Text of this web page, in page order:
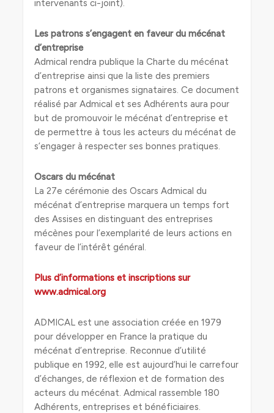
intervenants ci-joint).
Les patrons s’engagent en faveur du mécénat
d’entreprise
Admical rendra publique la Charte du mécénat
d’entreprise ainsi que la liste des premiers
patrons et organismes signataires. Ce document
réalisé par Admical et ses Adhérents aura pour
but de promouvoir le mécénat d’entreprise et
de permettre à tous les acteurs du mécénat de
s’engager à respecter ses bonnes pratiques.
Oscars du mécénat
La 27e cérémonie des Oscars Admical du
mécénat d’entreprise marquera un temps fort
des Assises en distinguant des entreprises
mécènes pour l’exemplarité de leurs actions en
faveur de l’intérêt général.
Plus d’informations et inscriptions sur
www.admical.org
ADMICAL est une association créée en 1979
pour développer en France la pratique du
mécénat d’entreprise. Reconnue d’utilité
publique en 1992, elle est aujourd’hui le carrefour
d’échanges, de réflexion et de formation des
acteurs du mécénat. Admical rassemble 180
Adhérents, entreprises et bénéficiaires.